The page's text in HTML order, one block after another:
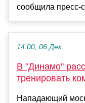
сообщила пресс-
14:00, 06 Дек
В "Динамо"
тренировать
Нападающий